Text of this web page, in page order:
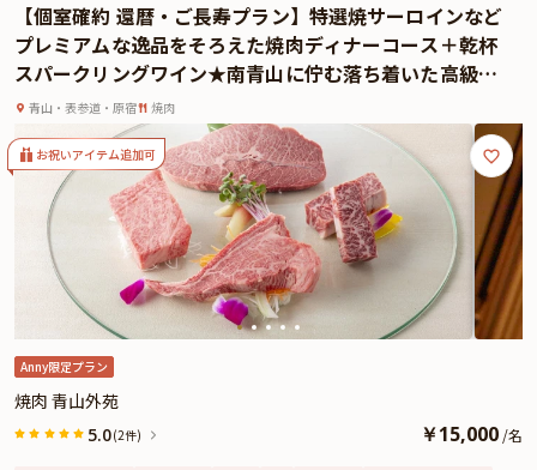
お祝いの日をより特別な一日に仕立ててくれる「特別コース」は、前菜からデ
ザートまで揃う贅沢なディナーコース。季節感あふれる先付と鮮魚の前菜3種
盛りから始まり、フォアグラの鉄板焼きや国産牛ステーキなど、特別な日にぴ
ったりの華やかなメニューが並びます。
さらに、乾杯用のドリンクと、感謝や祝福の気持ちを添えたメッセージ付きプ
レートもご用意。ご家族やご親族とともに、心温まるお祝いの時間をお楽しみ
いただけます。
鉄板焼のライブ感とともに、人生の節目を彩る華やかで思い出深いひとときを
お過ごしください。
★本プランでは有料オプションで、ご長寿のお祝いにぴったりな花束・ギフ
ト・カスタマイズ可能なメッセージカードなどをお付けすることが出来ます。
ちゃんちゃんこのご用意もございますよ。メッセージカードは着席時に、花束
やギフトはデザートタイムにご予約主様にお渡しいたしますので、サプライズ
にお役立てください。詳しくは本ページ中段の「お祝いアイテム」の欄で、選
んでいただけます。
【個室確約 還暦・ご長寿プラン】特選焼サーロインなど
プレミアムな逸品をそろえた焼肉ディナーコース＋乾杯
スパークリングワイン★南青山に佇む落ち着いた高級焼
肉店★
青山・表参道・原宿 焼肉
お祝いアイテム追加可
Anny限定プラン
焼肉 青山外苑
5.0(2件) ￥15,000 /名